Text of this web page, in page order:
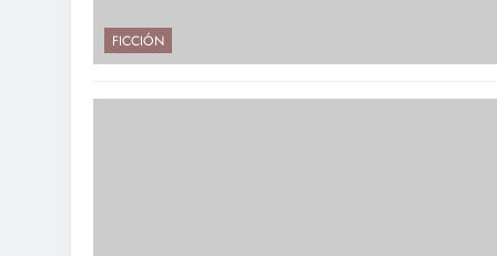
FICCIÓN